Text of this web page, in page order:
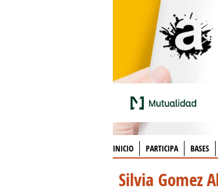
INICIO PARTICIPA BASES
Silvia Gomez